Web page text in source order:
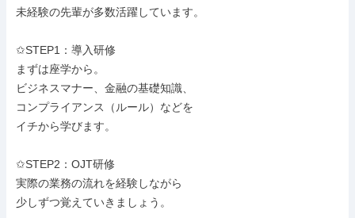
未経験の先輩が多数活躍しています。
✩STEP1：導入研修
まずは座学から。
ビジネスマナー、金融の基礎知識、
コンプライアンス（ルール）などを
イチから学びます。
✩STEP2：OJT研修
実際の業務の流れを経験しながら
少しずつ覚えていきましょう。